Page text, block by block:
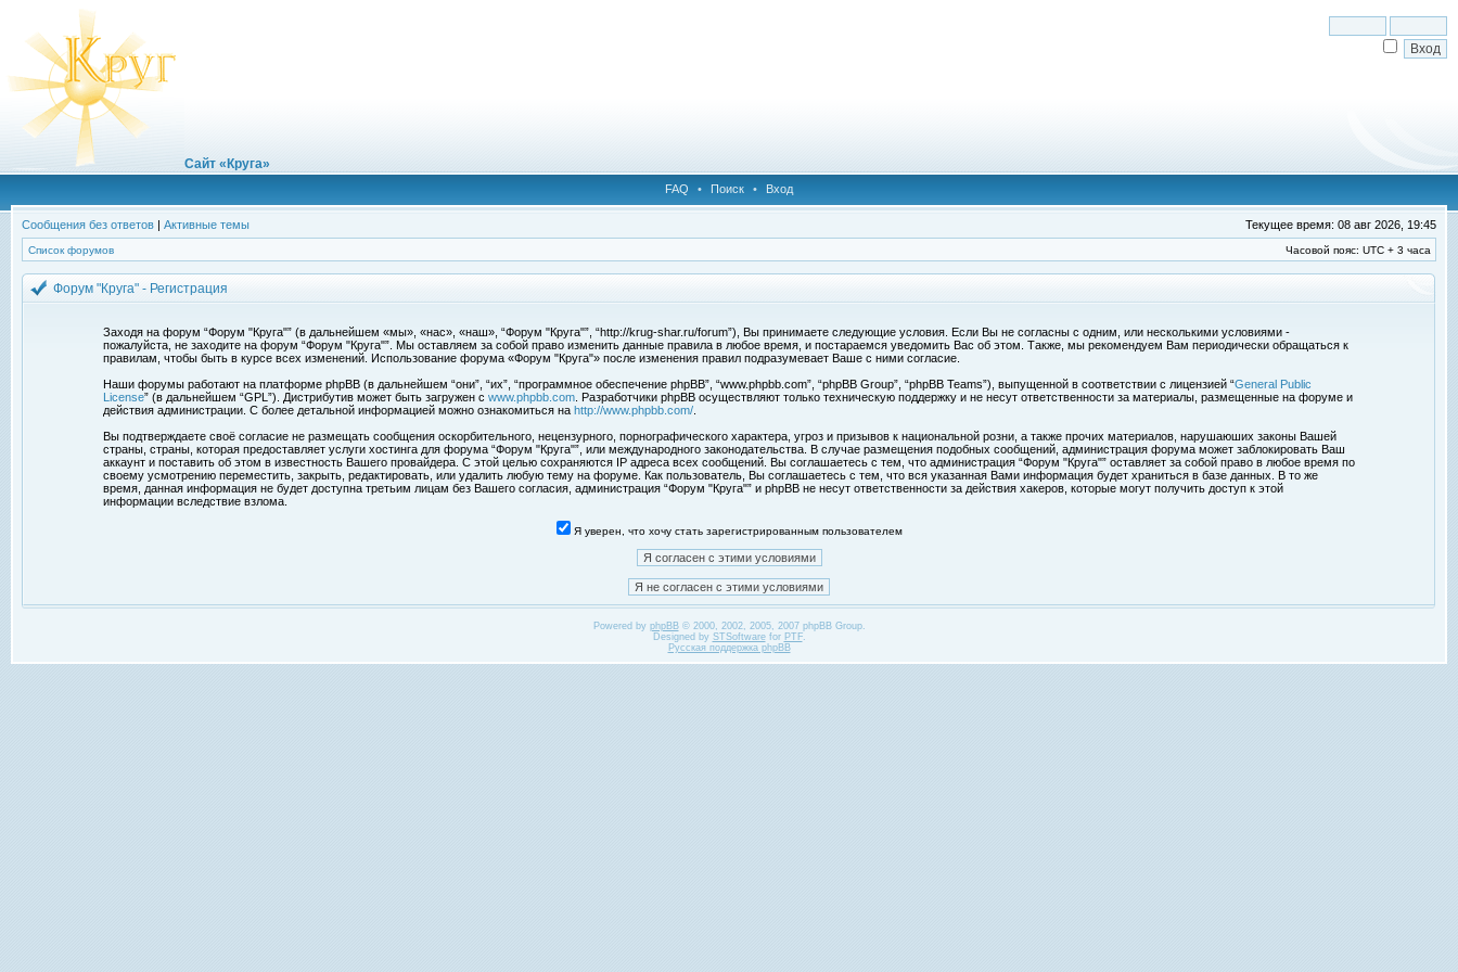
Сайт «Круга»
FAQ • Поиск • Вход
Сообщения без ответов | Активные темы Текущее время: 08 авг 2026, 19:45
Список форумов Часовой пояс: UTC + 3 часа
Форум "Круга" - Регистрация
Заходя на форум “Форум "Круга"” (в дальнейшем «мы», «нас», «наш», “Форум "Круга"”, “http://krug-shar.ru/forum”), Вы принимаете следующие условия. Если Вы не согласны с одним, или несколькими условиями -
пожалуйста, не заходите на форум “Форум "Круга"”. Мы оставляем за собой право изменить данные правила в любое время, и постараемся уведомить Вас об этом. Также, мы рекомендуем Вам периодически обращаться к
правилам, чтобы быть в курсе всех изменений. Использование форума «Форум "Круга"» после изменения правил подразумевает Ваше с ними согласие.
Наши форумы работают на платформе phpBB (в дальнейшем “они”, “их”, “программное обеспечение phpBB”, “www.phpbb.com”, “phpBB Group”, “phpBB Teams”), выпущенной в соответствии с лицензией “General Public
License” (в дальнейшем “GPL”). Дистрибутив может быть загружен с www.phpbb.com . Разработчики phpBB осуществляют только техническую поддержку и не несут ответственности за материалы, размещенные на форуме и
действия администрации. С более детальной информацией можно ознакомиться на http://www.phpbb.com/
Вы подтверждаете своё согласие не размещать сообщения оскорбительного, нецензурного, порнографического характера, угроз и призывов к национальной розни, а также прочих материалов, нарушаюших законы Вашей
страны, страны, которая предоставляет услуги хостинга для форума “Форум "Круга"”, или международного законодательства. В случае размещения подобных сообщений, администрация форума может заблокировать Ваш
аккаунт и поставить об этом в известность Вашего провайдера. С этой целью сохраняются IP адреса всех сообщений. Вы соглашаетесь с тем, что администрация “Форум "Круга"” оставляет за собой право в любое время по
своему усмотрению переместить, закрыть, редактировать, или удалить любую тему на форуме. Как пользователь, Вы соглашаетесь с тем, что вся указанная Вами информация будет храниться в базе данных. В то же
время, данная информация не будет доступна третьим лицам без Вашего согласия, администрация “Форум "Круга"” и phpBB не несут ответственности за действия хакеров, которые могут получить доступ к этой
информации вследствие взлома.
Я уверен, что хочу стать зарегистрированным пользователем
Powered by phpBB© 2000, 2002, 2005, 2007 phpBB Group.
Designed by STSoftwarefor PTF.
Русская поддержка phpBB